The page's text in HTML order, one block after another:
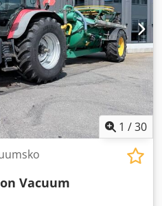
1 /30
Vacuum